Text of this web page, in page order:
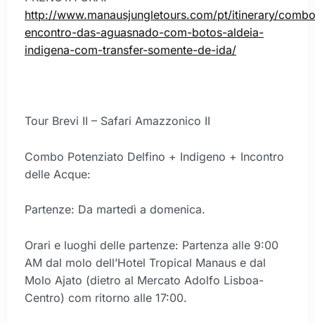
http://www.manausjungletours.com/pt/itinerary/
encontro-das-aguasnado-com-botos-aldeia-
indigena-com-transfer-somente-de-ida/
Tour Brevi II – Safari Amazzonico II
Combo Potenziato Delfino + Indigeno + Incontro
delle Acque:
Partenze: Da martedì a domenica.
Orari e luoghi delle partenze: Partenza alle 9:00
AM dal molo dell’Hotel Tropical Manaus e dal
Molo Ajato (dietro al Mercato Adolfo Lisboa-
Centro) com ritorno alle 17:00.